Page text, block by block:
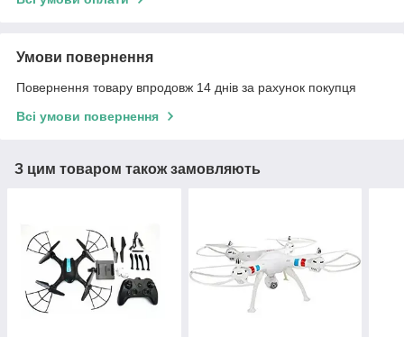
Умови повернення
Повернення товару впродовж 14 днів за рахунок покупця
Всі умови повернення
З цим товаром також замовляють